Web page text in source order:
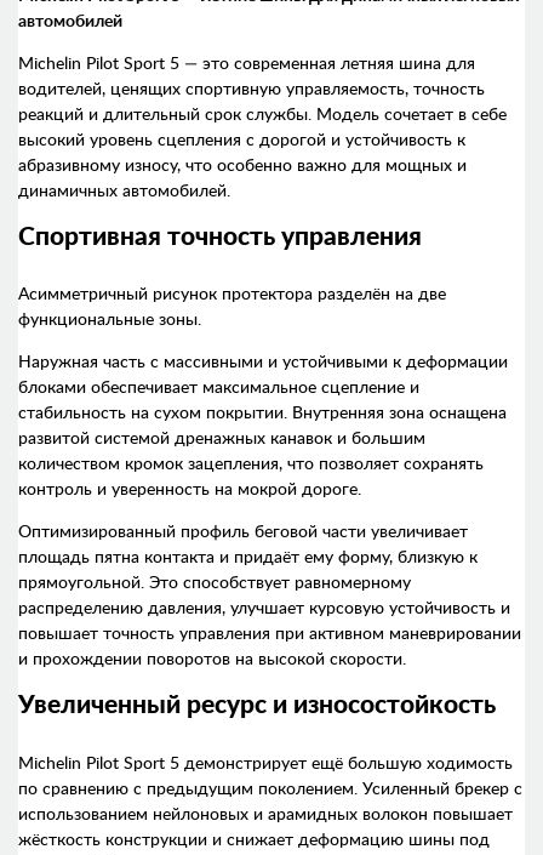
автомобилей
Michelin Pilot Sport 5 — это современная летняя шина для
водителей, ценящих спортивную управляемость, точность
реакций и длительный срок службы. Модель сочетает в себе
высокий уровень сцепления с дорогой и устойчивость к
абразивному износу, что особенно важно для мощных и
динамичных автомобилей.
Спортивная точность управления
Асимметричный рисунок протектора разделён на две
функциональные зоны.
Наружная часть с массивными и устойчивыми к деформации
блоками обеспечивает максимальное сцепление и
стабильность на сухом покрытии. Внутренняя зона оснащена
развитой системой дренажных канавок и большим
количеством кромок зацепления, что позволяет сохранять
контроль и уверенность на мокрой дороге.
Оптимизированный профиль беговой части увеличивает
площадь пятна контакта и придаёт ему форму, близкую к
прямоугольной. Это способствует равномерному
распределению давления, улучшает курсовую устойчивость и
повышает точность управления при активном маневрировании
и прохождении поворотов на высокой скорости.
Увеличенный ресурс и износостойкость
Michelin Pilot Sport 5 демонстрирует ещё большую ходимость
по сравнению с предыдущим поколением. Усиленный брекер с
использованием нейлоновых и арамидных волокон повышает
жёсткость конструкции и снижает деформацию шины под